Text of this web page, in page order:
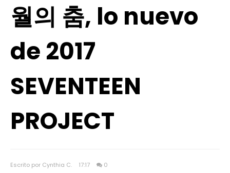
월의 춤, lo nuevo
de 2017
SEVENTEEN
PROJECT
Escrito por Cynthia C. 17:17 0